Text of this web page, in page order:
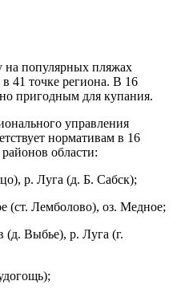
на популярных пляжах
41 точке региона. В 16
пригодным для купания.
управления
нормативам в 16
области:
р. Луга (д. Б. Сабск);
(ст. Лемболово), оз. Медное;
Выбье), р. Луга (г.